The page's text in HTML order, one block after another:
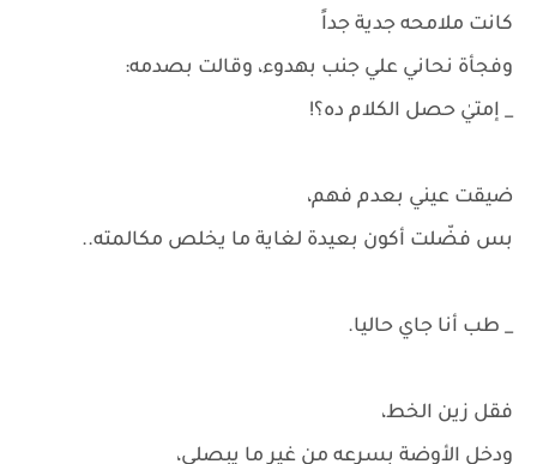
كانت ملامحه جدية جداً
وفجأة نحاني علي جنب بهدوء، وقالت بصدمه:
_ إمتيٰ حصل الكلام ده؟!
ضيقت عيني بعدم فهم،
بس فضّلت أكون بعيدة لغاية ما يخلص مكالمته..
_ طب أنا جاي حاليا.
فقل زين الخط،
ودخل الأوضة بسرعه من غير ما يبصلي،